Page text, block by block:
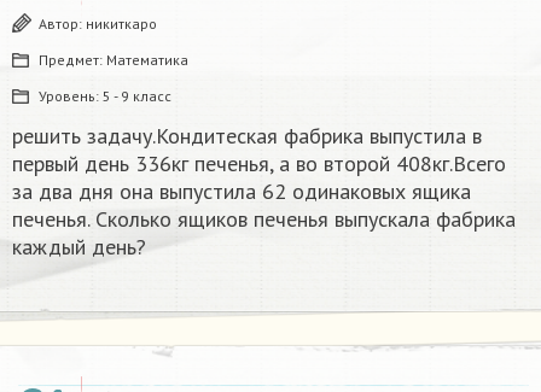
Автор: никиткаро
Предмет: Математика
Уровень: 5 - 9 класс
решить задачу.Кондитеская фабрика выпустила в
первый день 336кг печенья, а во второй 408кг.Всего
за два дня она выпустила 62 одинаковых ящика
печенья. Сколько ящиков печенья выпускала фабрика
каждый день?
х+2 9 –
х